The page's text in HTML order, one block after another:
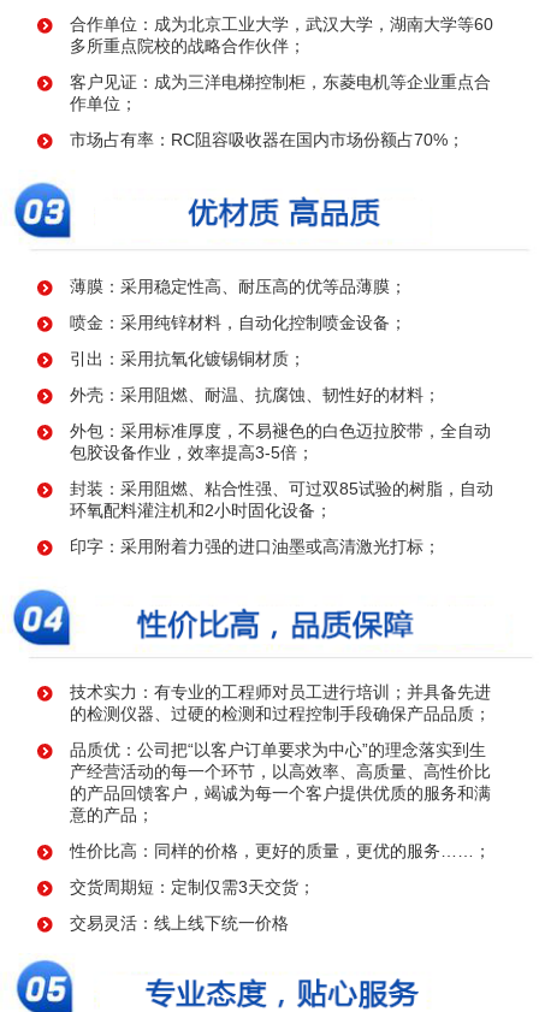
合作单位：成为北京工业大学，武汉大学，湖南大学等60
多所重点院校的战略合作伙伴；
客户见证：成为三洋电梯控制柜，东菱电机等企业重点合
作单位；
市场占有率：RC阻容吸收器在国内市场份额占70%；
薄膜：采用稳定性高、耐压高的优等品薄膜；
喷金：采用纯锌材料，自动化控制喷金设备；
引出：采用抗氧化镀锡铜材质；
外壳：采用阻燃、耐温、抗腐蚀、韧性好的材料；
外包：采用标准厚度，不易褪色的白色迈拉胶带，全自动
包胶设备作业，效率提高3-5倍；
封装：采用阻燃、粘合性强、可过双85试验的树脂，自动
环氧配料灌注机和2小时固化设备；
印字：采用附着力强的进口油墨或高清激光打标；
技术实力：有专业的工程师对员工进行培训；并具备先进
的检测仪器、过硬的检测和过程控制手段确保产品品质；
品质优：公司把“以客户订单要求为中心”的理念落实到生
产经营活动的每一个环节，以高效率、高质量、高性价比
的产品回馈客户，竭诚为每一个客户提供优质的服务和满
意的产品；
性价比高：同样的价格，更好的质量，更优的服务……；
交货周期短：定制仅需3天交货；
交易灵活：线上线下统一价格